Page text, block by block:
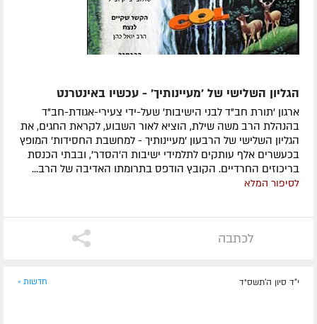
הגליון השלישי של 'מעיינותיך' - עכשיו באינטרנט
ארגון 'תורת חב"ד לבני הישיבות' שעל-ידי צעירי-אגודת-חב"ד
בהנהלת הרב משה שילת, הוציא לאור השבוע, לקראת החגים, את
הגליון השלישי של הרבעון 'מעיינותיך - למחשבת החסידות' המופץ
בכעשרים אלף עותקים לתלמידי ישיבות ה'הסדר', ובבתי הכנסת
בריכוזים החרדיים. הקובץ הודפס בתרומתו האדיבה של הרב...
לסיפור המלא
לכתבה
י"ד סיון ה׳תשס״ד חדשות »